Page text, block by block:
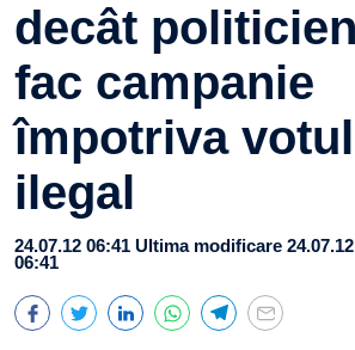
decât
fac campanie
împotriva
ilegal
24.07.12 06:41 Ultima modificare 24.07.12
06:41